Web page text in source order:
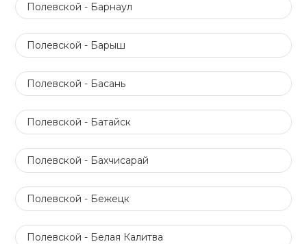
Полевской - Барнаул
Полевской - Барыш
Полевской - Басань
Полевской - Батайск
Полевской - Бахчисарай
Полевской - Бежецк
Полевской - Белая Калитва